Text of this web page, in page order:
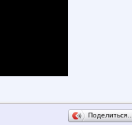
Поделиться…